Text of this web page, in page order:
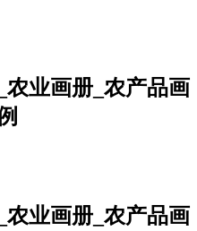
农业画册_农产品画
农业画册_农产品画